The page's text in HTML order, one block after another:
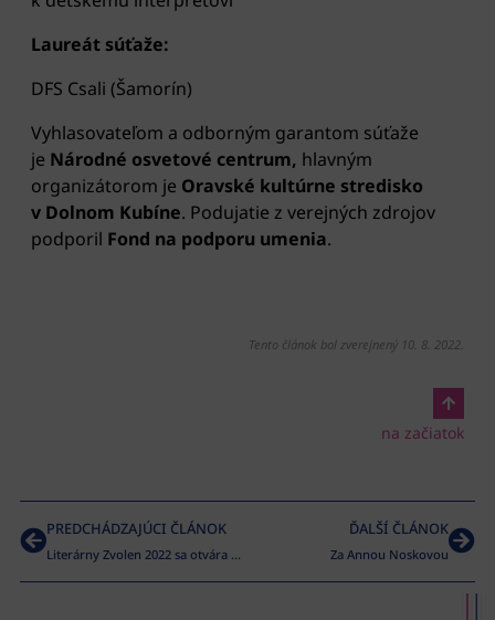
Laureát súťaže:
DFS Csali (Šamorín)
Vyhlasovateľom a odborným garantom súťaže
je Národné osvetové centrum, hlavným
organizátorom je Oravské kultúrne stredisko
v Dolnom Kubíne. Podujatie z verejných zdrojov
podporil Fond na podporu umenia.
Tento článok bol zverejnený 10. 8. 2022.
na začiatok
PREDCHÁDZAJÚCI ČLÁNOK
Literárny Zvolen 2022 sa otvára verejnosti a víta žánre
ĎALŠÍ ČLÁNOK
Za Annou Noskovou